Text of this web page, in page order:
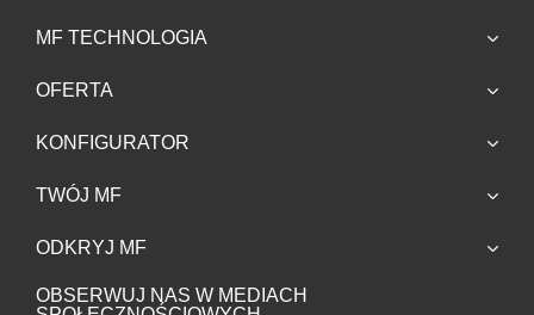
MF TECHNOLOGIA
OFERTA
KONFIGURATOR
TWÓJ MF
ODKRYJ MF
OBSERWUJ NAS W MEDIACH